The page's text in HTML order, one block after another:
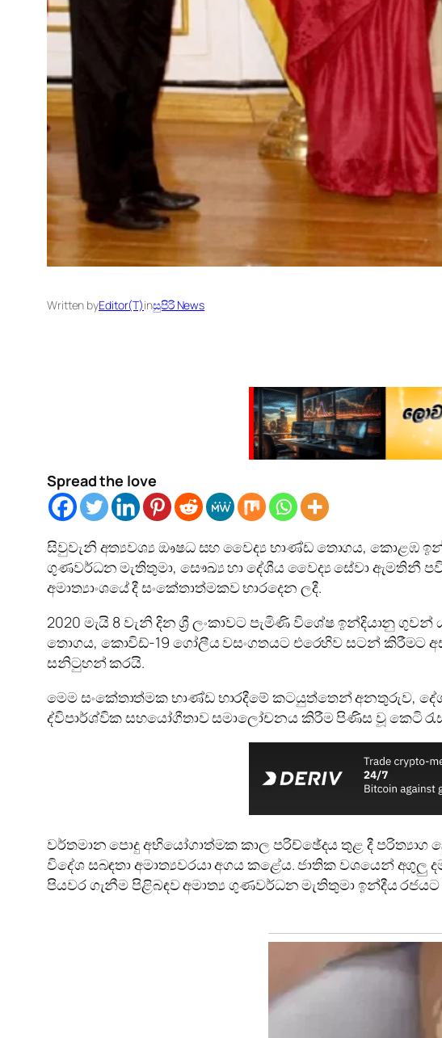
Written byEditor(T)inසුපිරි News
Spread the love
සිවුවැනි අත්‍යවශ්‍ය ඖෂධ සහ වෛද්‍ය භාණ්ඩ තොගය, කොළඹ
ගුණවර්ධන මැතිතුමා, සෞඛ්‍ය හා දේශීය වෛද්‍ය සේවා ඇමතිනී
අමාත්‍යාංශයේ දී සංකේතාත්මකව භාරදෙන ලදී.
2020 මැයි 8 වැනි දින ශ්‍රී ලංකාවට පැමිණි විශේෂ
තොගය, කොවිඩ්-19 ගෝලීය වසංගතයට එරෙහිව සටන් කිරීමට
සනිටුහන් කරයි.
මෙම සංකේතාත්මක භාණ්ඩ භාරදීමේ කටයුත්තෙන් අනතුරුව,
ද්විපාර්ශ්වික සහයෝගීතාව සමාලෝචනය කිරීම පිණිස වූ කෙටි
වර්තමාන පොදු අභියෝගාත්මක කාල පරිච්ඡේදය තුළ දී
විදේශ සබඳතා අමාත්‍යවරයා අගය කළේය. ජාතික වශයෙන්
පියවර ගැනීම පිළිබඳව අමාත්‍ය ගුණවර්ධන මැතිතුමා ඉන්දීය